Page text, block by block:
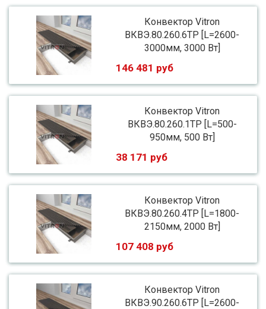
Конвектор Vitron
ВКВЭ.80.260.6ТР [L=2600-
3000мм, 3000 Вт]
146 481 руб
Конвектор Vitron
ВКВЭ.80.260.1ТР [L=500-
950мм, 500 Вт]
38 171 руб
Конвектор Vitron
ВКВЭ.80.260.4ТР [L=1800-
2150мм, 2000 Вт]
107 408 руб
Конвектор Vitron
ВКВЭ.90.260.6ТР [L=2600-